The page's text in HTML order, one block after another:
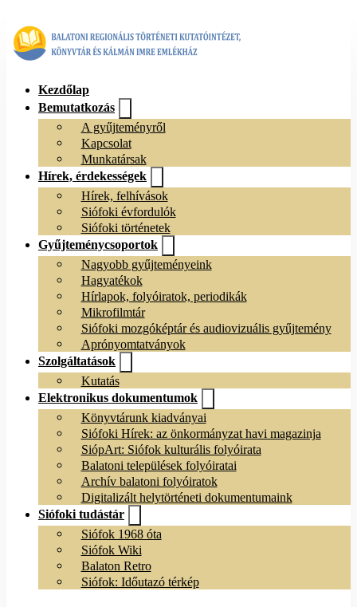
Kezdőlap
Bemutatkozás
A gyűjteményről
Kapcsolat
Munkatársak
Hírek, érdekességek
Hírek, felhívások
Siófoki évfordulók
Siófoki történetek
Gyűjteménycsoportok
Nagyobb gyűjteményeink
Hagyatékok
Hírlapok, folyóiratok, periodikák
Mikrofilmtár
Siófoki mozgóképtár és audiovizuális gyűjtemény
Aprónyomtatványok
Szolgáltatások
Kutatás
Elektronikus dokumentumok
Könyvtárunk kiadványai
Siófoki Hírek: az önkormányzat havi magazinja
SiópArt: Siófok kulturális folyóirata
Balatoni települések folyóiratai
Archív balatoni folyóiratok
Digitalizált helytörténeti dokumentumaink
Siófoki tudástár
Siófok 1968 óta
Siófok Wiki
Balaton Retro
Siófok: Időutazó térkép